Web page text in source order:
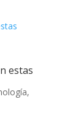
estas
,